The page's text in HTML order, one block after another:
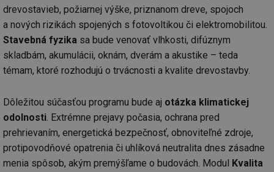
drevostavieb, požiarnej výške, priznanom dreve, spojoch
a nových rizikách spojených s fotovoltikou či elektromobilitou.
Stavebná fyzika sa bude venovať vlhkosti, difúznym
skladbám, akumulácii, oknám, dverám a akustike – teda
témam, ktoré rozhodujú o trvácnosti a kvalite drevostavby.
Dôležitou súčasťou programu bude aj otázka klimatickej
odolnosti. Extrémne prejavy počasia, ochrana pred
prehrievaním, energetická bezpečnosť, obnoviteľné zdroje,
protipovodňové opatrenia či uhlíková neutralita dnes zásadne
menia spôsob, akým premýšľame o budovách. Modul
Kvalita